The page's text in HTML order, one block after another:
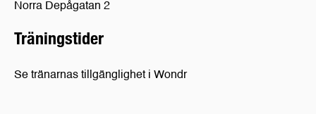
Norra Depågatan 2
Träningstider
Se tränarnas tillgänglighet i Wondr